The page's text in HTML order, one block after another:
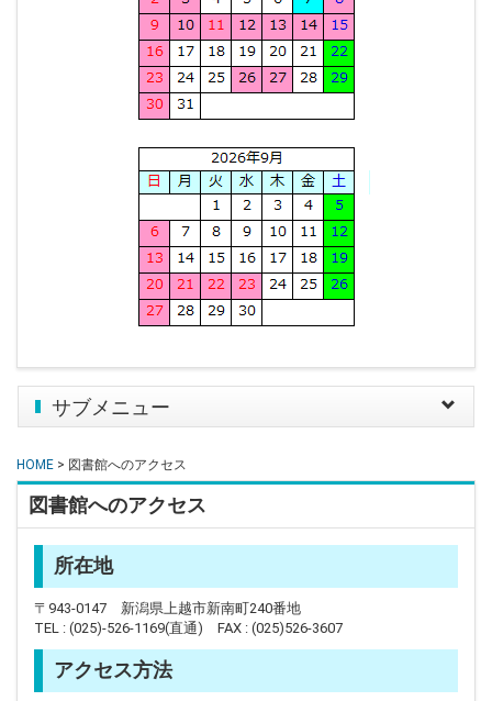
Toggle
サブメニュー
HOME > 図書館へのアクセス
図書館へのアクセス
所在地
〒943-0147 新潟県上越市新南町240番地
TEL : (025)-526-1169(直通) FAX : (025)526-3607
アクセス方法